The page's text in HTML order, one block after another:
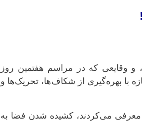
که در مراسم هفتمین روز
با بهره‌گیری از شکاف‌ها، تحریک‌ها و
می‌کردند، کشیده‌ شدن فضا به